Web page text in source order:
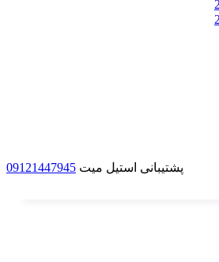
پشتیبانی استیل میت 09121447945